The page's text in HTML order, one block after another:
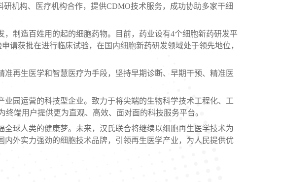
机构、医疗机构合作，提供CDMO技术服务，成功协助多家干细
制造百姓用的起的细胞药物。目前，药业设有4个细胞新药研发平
请获批在进行临床试验，在国内细胞新药研发领域处于领先地位，
再生医学和智慧医疗为手段，坚持早期诊断、早期干预、精准医
园运营的科技型企业。致力于将尖端的生物科学技术工程化、工
端用户提供更为直观、高效、面对面的科技服务平台。
球人类的健康梦。未来，汉氏联合将继续以细胞再生医学技术为
外实力强劲的细胞技术品牌，引领再生医学产业，为人民提供优